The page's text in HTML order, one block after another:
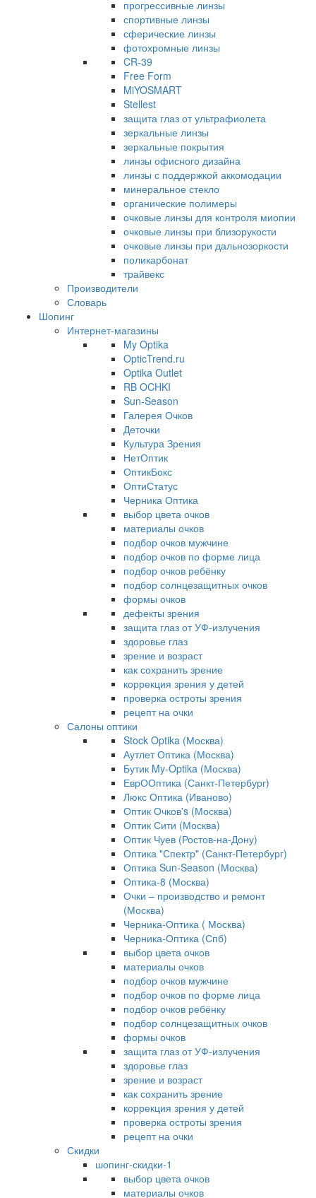
прогрессивные линзы
спортивные линзы
сферические линзы
фотохромные линзы
CR-39
Free Form
MiYOSMART
Stellest
защита глаз от ультрафиолета
зеркальные линзы
зеркальные покрытия
линзы офисного дизайна
линзы с поддержкой аккомодации
минеральное стекло
органические полимеры
очковые линзы для контроля миопии
очковые линзы при близорукости
очковые линзы при дальнозоркости
поликарбонат
трайвекс
Производители
Словарь
Шопинг
Интернет-магазины
My Optika
OpticTrend.ru
Optika Outlet
RB OCHKI
Sun-Season
Галерея Очков
Деточки
Культура Зрения
НетОптик
ОптикБокс
ОптиСтатус
Черника Оптика
выбор цвета очков
материалы очков
подбор очков мужчине
подбор очков по форме лица
подбор очков ребёнку
подбор солнцезащитных очков
формы очков
дефекты зрения
защита глаз от УФ-излучения
здоровье глаз
зрение и возраст
как сохранить зрение
коррекция зрения у детей
проверка остроты зрения
рецепт на очки
Салоны оптики
Stock Optika (Москва)
Аутлет Оптика (Москва)
Бутик My-Optika (Москва)
ЕврООптика (Санкт-Петербург)
Люкс Оптика (Иваново)
Оптик Очков's (Москва)
Оптик Сити (Москва)
Оптик Чуев (Ростов-на-Дону)
Оптика "Спектр" (Санкт-Петербург)
Оптика Sun-Season (Москва)
Оптика-8 (Москва)
Очки – производство и ремонт
(Москва)
Черника-Оптика ( Москва)
Черника-Оптика (Спб)
выбор цвета очков
материалы очков
подбор очков мужчине
подбор очков по форме лица
подбор очков ребёнку
подбор солнцезащитных очков
формы очков
защита глаз от УФ-излучения
здоровье глаз
зрение и возраст
как сохранить зрение
коррекция зрения у детей
проверка остроты зрения
рецепт на очки
Скидки
шопинг-скидки-1
выбор цвета очков
материалы очков